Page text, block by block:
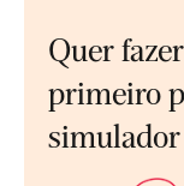
Quer
primeiro